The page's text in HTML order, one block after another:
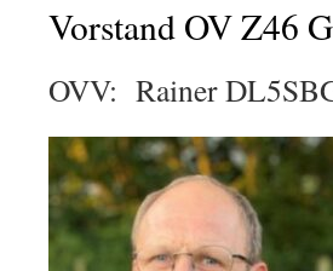
Vorstand OV Z46
OVV: Rainer